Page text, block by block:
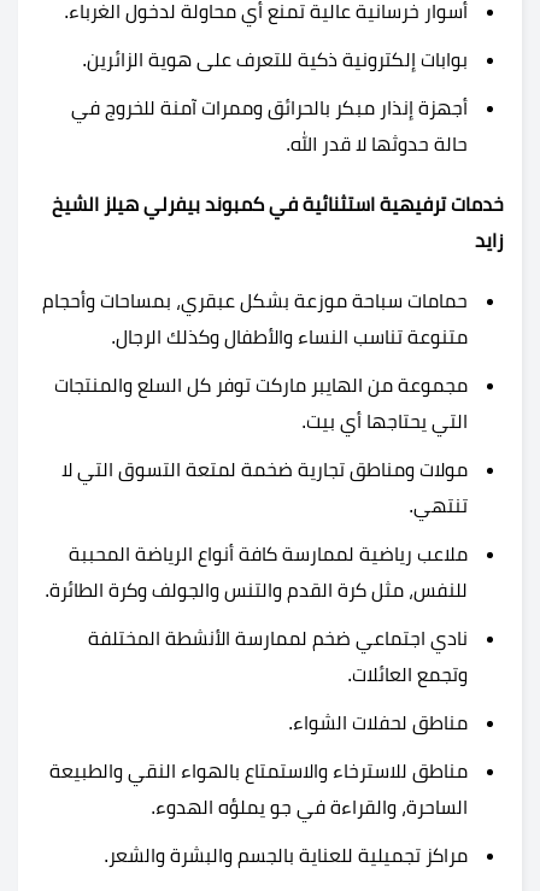
أسوار خرسانية عالية تمنع أي محاولة لدخول الغرباء.
بوابات إلكترونية ذكية للتعرف على هوية الزائرين.
أجهزة إنذار مبكر بالحرائق وممرات آمنة للخروج في
حالة حدوثها لا قدر الله.
خدمات ترفيهية استثنائية في كمبوند بيفرلي هيلز الشيخ
زايد
حمامات سباحة موزعة بشكل عبقري، بمساحات وأحجام
متنوعة تناسب النساء والأطفال وكذلك الرجال.
مجموعة من الهايبر ماركت توفر كل السلع والمنتجات
التي يحتاجها أي بيت.
مولات ومناطق تجارية ضخمة لمتعة التسوق التي لا
تنتهي.
ملاعب رياضية لممارسة كافة أنواع الرياضة المحببة
للنفس، مثل كرة القدم والتنس والجولف وكرة الطائرة.
نادي اجتماعي ضخم لممارسة الأنشطة المختلفة
وتجمع العائلات.
مناطق لحفلات الشواء.
مناطق للاسترخاء والاستمتاع بالهواء النقي والطبيعة
الساحرة، والقراءة في جو يملؤه الهدوء.
مراكز تجميلية للعناية بالجسم والبشرة والشعر.